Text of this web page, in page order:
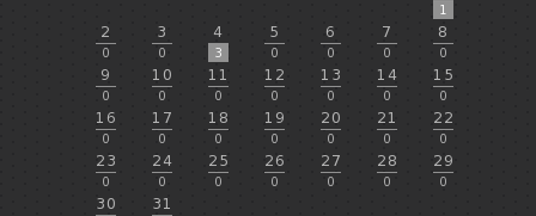
1
2
0
3
0
4
3
5
0
6
0
7
0
8
0
9
0
10
0
11
0
12
0
13
0
14
0
15
0
16
0
17
0
18
0
19
0
20
0
21
0
22
0
23
0
24
0
25
0
26
0
27
0
28
0
29
0
30 31